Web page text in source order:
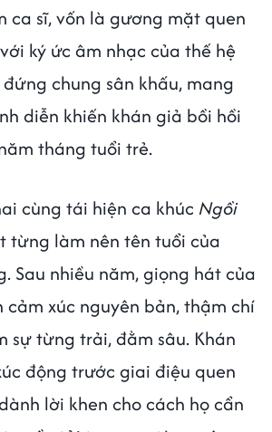
ca sĩ, vốn là gương mặt quen
ký ức âm nhạc của thế hệ
chung sân khấu, mang
diễn khiến khán giả bồi hồi
tháng tuổi trẻ.
cùng tái hiện ca khúc Ngồi
từng làm nên tên tuổi của
Sau nhiều năm, giọng hát của
xúc nguyên bản, thậm chí
sự từng trải, đằm sâu. Khán
động trước giai điệu quen
lời khen cho cách họ cẩn